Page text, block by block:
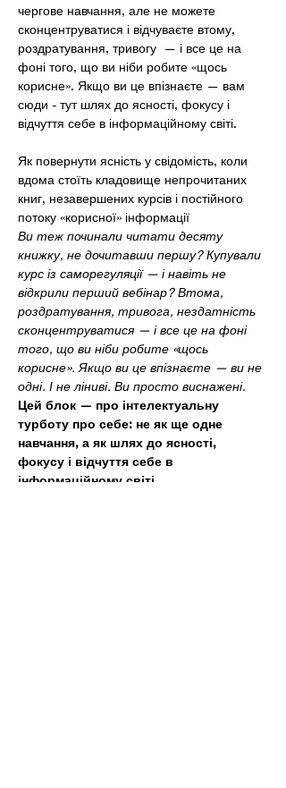
чергове навчання, але не можете
сконцентруватися і відчуваєте втому,
роздратування, тривогу  — і все це на
фоні того, що ви ніби робите «щось
корисне». Якщо ви це впізнаєте — вам
сюди - тут шлях до ясності, фокусу і
відчуття себе в інформаційному світі.
Як повернути ясність у свідомість, коли
вдома стоїть кладовище непрочитаних
книг, незавершених курсів і постійного
потоку «корисної» інформації
Ви теж починали читати десяту
книжку, не дочитавши першу? Купували
курс із саморегуляції — і навіть не
відкрили перший вебінар? Втома,
роздратування, тривога, нездатність
сконцентруватися — і все це на фоні
того, що ви ніби робите «щось
корисне». Якщо ви це впізнаєте — ви не
одні. І не ліниві. Ви просто виснажені.
Цей блок — про інтелектуальну
турботу про себе: не як ще одне
навчання, а як шлях до ясності,
фокусу і відчуття себе в
інформаційному світі.